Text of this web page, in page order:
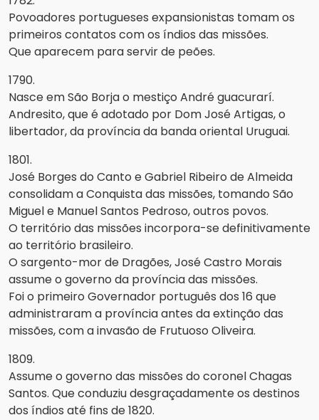
Povoadores portugueses expansionistas tomam os
primeiros contatos com os índios das missões.
Que aparecem para servir de peões.
1790.
Nasce em São Borja o mestiço André guacurarí.
Andresito, que é adotado por Dom José Artigas, o
libertador, da província da banda oriental Uruguai.
1801.
José Borges do Canto e Gabriel Ribeiro de Almeida
consolidam a Conquista das missões, tomando São
Miguel e Manuel Santos Pedroso, outros povos.
O território das missões incorpora-se definitivamente
ao território brasileiro.
O sargento-mor de Dragões, José Castro Morais
assume o governo da província das missões.
Foi o primeiro Governador português dos 16 que
administraram a província antes da extinção das
missões, com a invasão de Frutuoso Oliveira.
1809.
Assume o governo das missões do coronel Chagas
Santos. Que conduziu desgraçadamente os destinos
dos índios até fins de 1820.